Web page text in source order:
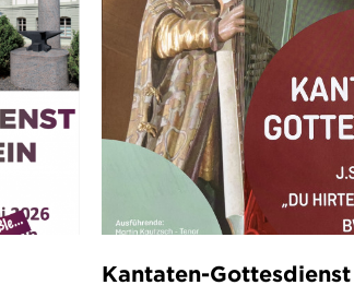
Kantaten-Gottesdienst